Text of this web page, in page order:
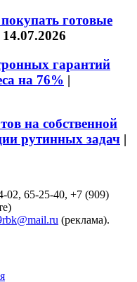
готовые
14.07.2026
гарантий
на 76% |
на собственной
рутинных задач |
02, 65-25-40, +7 (909)
(реклама).